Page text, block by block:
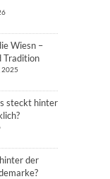
Wiesn –
Tradition
2025
steckt hinter
der